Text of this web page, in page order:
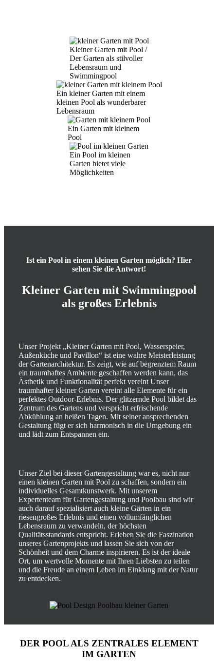
Kleiner Garten mit Pool /
Der Garten als stilvoller
Lebensraum und
Swimmingpool
Ein kleiner Garten mit einem
kleinen Pool als wunderbarer
Lebensraum
Ein Garten mit kleinem
Pool
Ein Pool im kleinen
Garten bietet viele
Möglichkeiten
Ist ein Pool in einem kleinen Garten möglich? Hier
sehen Sie die Antwort!
Kleiner Garten mit Swimmingpool
als großes Erlebnis
Unser Projekt „Kleiner Garten mit Pool, Wasserspeier,
Außenküche und Pavillon“ ist eine wahre Meisterleistung
der Gartenarchitektur. Es zeigt, wie auf begrenztem Raum
ein traumhaftes Ambiente geschaffen werden kann, das
Ästhetik und Funktionalität perfekt vereint Unser
traumhafter kleiner Garten vereint alle Elemente für ein
perfektes Outdoor-Erlebnis. Der glitzernde Pool bildet das
Zentrum des Gartens und verspricht erfrischende
Abkühlung an heißen Tagen. Mit seiner ansprechenden
Gestaltung fügt er sich harmonisch in die Umgebung ein
und lädt zum Entspannen ein.
Unser Ziel bei dieser Gartengestaltung war es, nicht nur
einen kleinen Garten mit Pool zu schaffen, sondern ein
individuelles Gesamtkunstwerk. Mit unserem
Expertenteam für Gartengestaltung und Poolbau sind wir
auch darauf spezialisiert auch kleine Gärten in ein
riesengroßes Erlebnis und einen vollumfänglichen
Lebensraum zu verwandeln, der höchsten
Qualitätsstandards entspricht. Erleben Sie die Faszination
unseres Gartenprojekts und lassen Sie sich von der
Schönheit und dem Charme inspirieren. Es ist der ideale
Ort, um wertvolle Momente mit Ihren Liebsten zu teilen
und die Freude an einem Leben im Einklang mit der Natur
zu entdecken.
DER POOL ALS ZENTRALES ELEMENT
IM GARTEN